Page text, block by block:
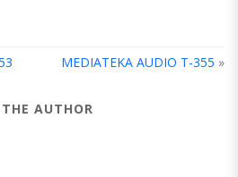
MEDIATEKA AUDIO T-355 »
AUTHOR